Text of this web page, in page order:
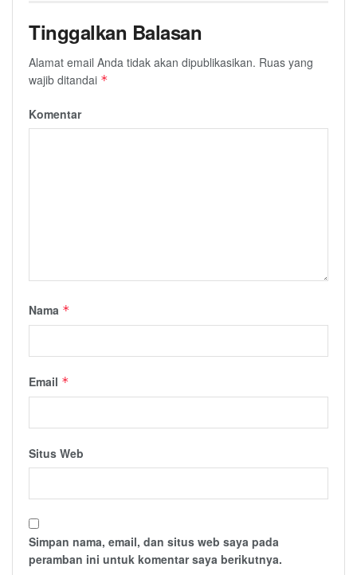
Tinggalkan Balasan
Alamat email Anda tidak akan dipublikasikan. Ruas yang
wajib ditandai *
Komentar
Nama *
Email *
Situs Web
Simpan nama, email, dan situs web saya pada
peramban ini untuk komentar saya berikutnya.